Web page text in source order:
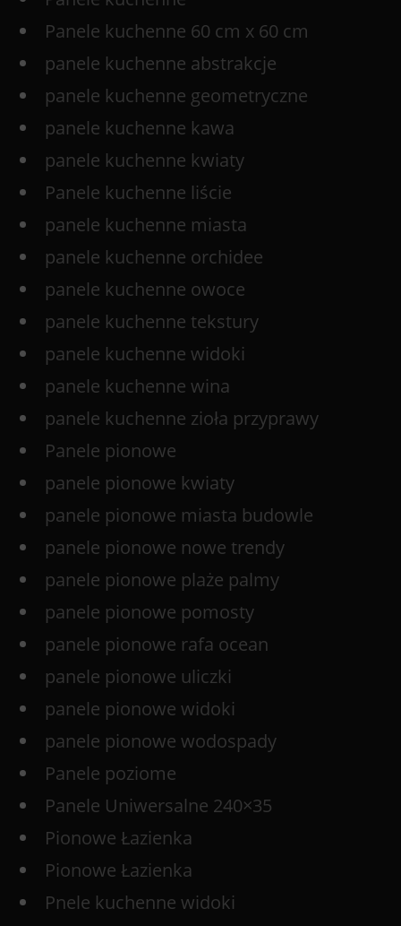
Panele kuchenne 60 cm x 60 cm
panele kuchenne abstrakcje
panele kuchenne geometryczne
panele kuchenne kawa
panele kuchenne kwiaty
Panele kuchenne liście
panele kuchenne miasta
panele kuchenne orchidee
panele kuchenne owoce
panele kuchenne tekstury
panele kuchenne widoki
panele kuchenne wina
panele kuchenne zioła przyprawy
Panele pionowe
panele pionowe kwiaty
panele pionowe miasta budowle
panele pionowe nowe trendy
panele pionowe plaże palmy
panele pionowe pomosty
panele pionowe rafa ocean
panele pionowe uliczki
panele pionowe widoki
panele pionowe wodospady
Panele poziome
Panele Uniwersalne 240×35
Pionowe Łazienka
Pionowe Łazienka
Pnele kuchenne widoki